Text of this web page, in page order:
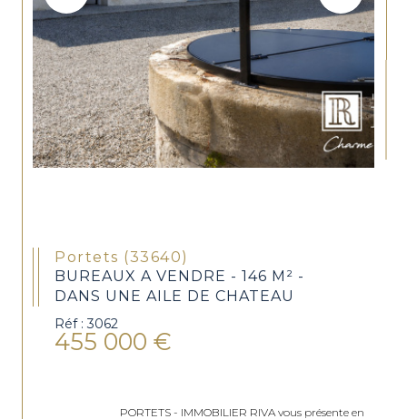
Portets (33640)
BUREAUX A VENDRE - 146 M² -
DANS UNE AILE DE CHATEAU
Réf : 3062
455 000 €